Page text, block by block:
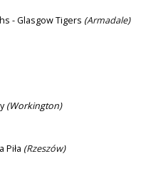
- Glasgow Tigers (Armadale)
(Workington)
Piła (Rzeszów)